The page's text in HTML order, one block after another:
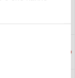
Successivo